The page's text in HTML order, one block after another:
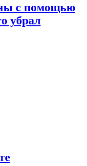
с помощью
убрал